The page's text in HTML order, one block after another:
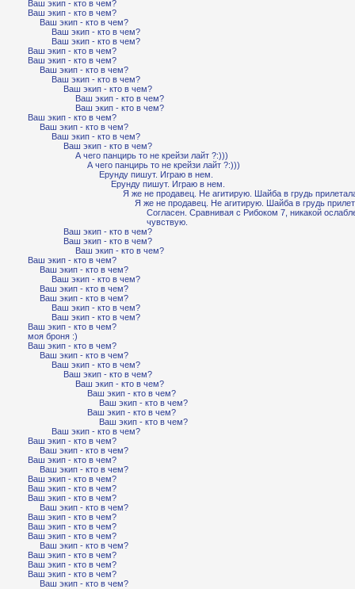
Ваш экип - кто в чем?
Ваш экип - кто в чем?
Ваш экип - кто в чем?
Ваш экип - кто в чем?
Ваш экип - кто в чем?
Ваш экип - кто в чем?
Ваш экип - кто в чем?
Ваш экип - кто в чем?
Ваш экип - кто в чем?
Ваш экип - кто в чем?
Ваш экип - кто в чем?
Ваш экип - кто в чем?
Ваш экип - кто в чем?
Ваш экип - кто в чем?
Ваш экип - кто в чем?
Ваш экип - кто в чем?
А чего панцирь то не крейзи лайт ?:)))
А чего панцирь то не крейзи лайт ?:)))
Ерунду пишут. Играю в нем.
Ерунду пишут. Играю в нем.
Я же не продавец. Не агитирую. Шайба в грудь
Я же не продавец. Не агитирую. Шайба в грудь
Согласен. Сравнивая с Рибоком 7, никакой
чувствую.
Ваш экип - кто в чем?
Ваш экип - кто в чем?
Ваш экип - кто в чем?
Ваш экип - кто в чем?
Ваш экип - кто в чем?
Ваш экип - кто в чем?
Ваш экип - кто в чем?
Ваш экип - кто в чем?
Ваш экип - кто в чем?
Ваш экип - кто в чем?
Ваш экип - кто в чем?
моя броня :)
Ваш экип - кто в чем?
Ваш экип - кто в чем?
Ваш экип - кто в чем?
Ваш экип - кто в чем?
Ваш экип - кто в чем?
Ваш экип - кто в чем?
Ваш экип - кто в чем?
Ваш экип - кто в чем?
Ваш экип - кто в чем?
Ваш экип - кто в чем?
Ваш экип - кто в чем?
Ваш экип - кто в чем?
Ваш экип - кто в чем?
Ваш экип - кто в чем?
Ваш экип - кто в чем?
Ваш экип - кто в чем?
Ваш экип - кто в чем?
Ваш экип - кто в чем?
Ваш экип - кто в чем?
Ваш экип - кто в чем?
Ваш экип - кто в чем?
Ваш экип - кто в чем?
Ваш экип - кто в чем?
Ваш экип - кто в чем?
Ваш экип - кто в чем?
Ваш экип - кто в чем?